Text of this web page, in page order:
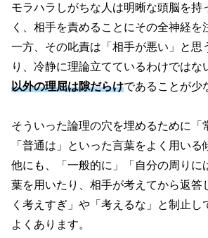
モラハラしがちな人は明晰な頭脳を持
く、相手を責めることにその全神経を
一方、その叱責は「相手が悪い」と思
り、冷静に理論立てているわけではな
以外の理屈は隙だらけであることが少
そういった論理の穴を埋めるために「
「普通は」といった言葉をよく用いる
他にも、「一般的に」「自分の周りに
葉を用いたり、相手が考えてから返答
く考えすぎ」や「考えるな」と制止し
よくあります。